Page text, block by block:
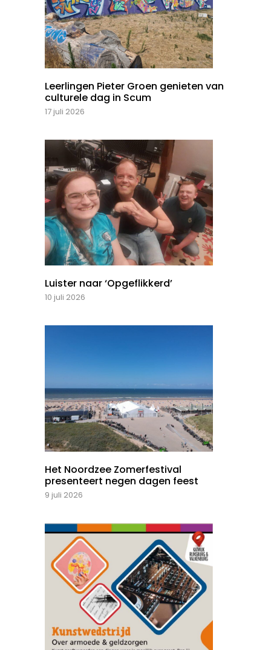
Leerlingen Pieter Groen genieten van
culturele dag in Scum
17 juli 2026
Luister naar ‘Opgeflikkerd’
10 juli 2026
Het Noordzee Zomerfestival
presenteert negen dagen feest
9 juli 2026